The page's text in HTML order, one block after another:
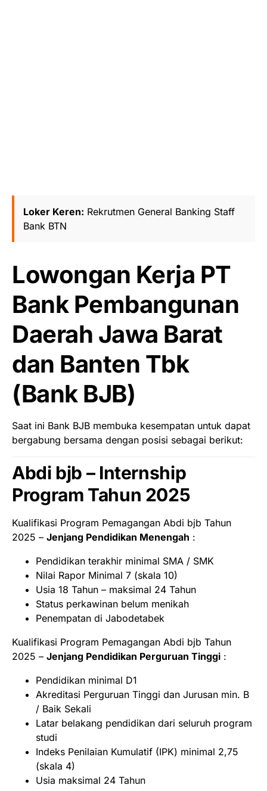
Loker Keren: Rekrutmen General Banking Staff
Bank BTN
Lowongan Kerja PT
Bank Pembangunan
Daerah Jawa Barat
dan Banten Tbk
(Bank BJB)
Saat ini Bank BJB membuka kesempatan untuk dapat
bergabung bersama dengan posisi sebagai berikut:
Abdi bjb – Internship
Program Tahun 2025
Kualifikasi Program Pemagangan Abdi bjb Tahun
2025 – Jenjang Pendidikan Menengah :
Pendidikan terakhir minimal SMA / SMK
Nilai Rapor Minimal 7 (skala 10)
Usia 18 Tahun – maksimal 24 Tahun
Status perkawinan belum menikah
Penempatan di Jabodetabek
Kualifikasi Program Pemagangan Abdi bjb Tahun
2025 – Jenjang Pendidikan Perguruan Tinggi :
Pendidikan minimal D1
Akreditasi Perguruan Tinggi dan Jurusan min. B
/ Baik Sekali
Latar belakang pendidikan dari seluruh program
studi
Indeks Penilaian Kumulatif (IPK) minimal 2,75
(skala 4)
Usia maksimal 24 Tahun